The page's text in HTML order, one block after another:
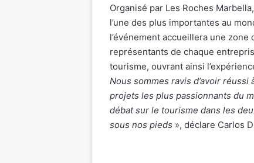
Organisé par Les Roches
l’une des plus importantes au
l’événement accueillera une
représentants de chaque
tourisme, ouvrant ainsi
Nous sommes ravis d’avoir
projets les plus passionnants du
débat sur le tourisme dans les
sous nos pieds », déclare Carlos